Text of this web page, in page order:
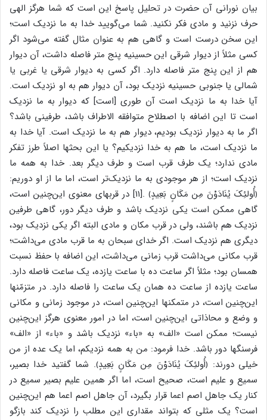
بیان نورانی آن حضرت در تحلیل پاسخ این است که شما هرگز الهی
حرف نزنید و مادی فکر نکنید. شما می‌گویید خدا به ما نزدیک است؛
این سخن درست است و گاهی هم به عنوان مثال گفته می‌شود اگر
کسی مثلاً از دیوار شرقی این حسینیه پنج متر فاصله داشت، آن دیوار
هم از این پنج متر فاصله دارد. اگر کسی به دیوار شرقی یا غربی یا
شمالی یا جنوبی حسینیه نزدیک بود، آن دیوار هم به او نزدیک است.
آیا خدا به ما نزدیک است آن طوری [است] که دیوار به ما نزدیک
است تا این اضافه با اصطلاح متوافقه الاطراف باشد، طرفینی باشد؟
اگر ما به دیوار نزدیک بودیم، دیوار هم به ما نزدیک است. آیا خدا به
ما نزدیک است، ما هم به خدا نزدیکیم؟ یا این بحثها اصلاً طرز تفکر
مادی ندارد؛ یک طرف قرب است و طرف دیگر بعد. خدا به همه ما
نزدیک است؛ از هر موجودی به ما نزدیک‌تر است، اما ما از او دوریم:
﴿أُولئِکَ یُنَادَوْنَ مِن مَکَانٍ بَعِیدٍ﴾ .[۱۱] در قربهای معنوی این‌چنین است،
گاهی ممکن است یکی نزدیک باشد و طرف دیگر دور، گاهی طرفین
نزدیک هم باشند، ولی در قرب مکان و مادی البته اگر یکی نزدیک بود،
دیگری هم نزدیک است. اگر خدای سبحان به ما قرب مادی می‌داشت؛
قرب مکانی می‌داشت قرب زمانی می‌داشت، این اضافه با حفظ نسبت
همسان بود؛ مثلاً اگر ساعت ده با ساعت یازده، یک ساعت فاصله دارد.
ساعت یازده از ساعت ده همان یک ساعت را فاصله دارد. در متزمّنها
این‌چنین است، در متمکنها این‌چنین است، در موجود زمانی و مکانی
و وضع و محاذاتی این‌چنین است، اما در امور معنوی هرگز این‌چنین
نیست؛ ممکن است «الف» به «باء» نزدیک باشد و «باء» از «الف»
فرسنگها دور باشد. خدا فرمود: من به همه نزدیکم، اما یک عده از من
خیلی دورند: ﴿أُولئِکَ یُنَادَوْنَ مِن مَکَانٍ بَعِیدٍ﴾. شما گفتید خدا بصیر،
سمیع و علیم است، صحیح است، اما اگر همین علیم بصیر سمیع در
کنار یک جاهل اصم اعما قرار بگیرد، آن جاهل اصم اعما هم این‌چنین
است؟ یک مثلی که بتواند مقداری این مطلب را نزدیک کند بازگو